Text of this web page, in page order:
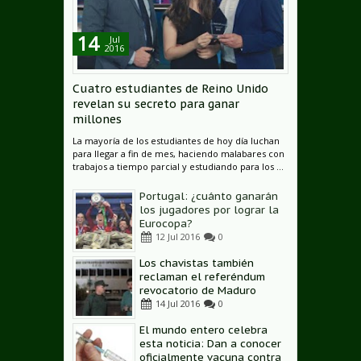
Cuatro estudiantes de Reino Unido
revelan su secreto para ganar
millones
14 Jul
2016
La mayoría de los estudiantes de hoy día luchan
para llegar a fin de mes, haciendo malabares con
trabajos a tiempo parcial y estudiando para los ...
Portugal: ¿cuánto ganarán
los jugadores por lograr la
Eurocopa?
12 Jul 2016 0
Los chavistas también
reclaman el referéndum
revocatorio de Maduro
14 Jul 2016 0
El mundo entero celebra
esta noticia: Dan a conocer
oficialmente vacuna contra